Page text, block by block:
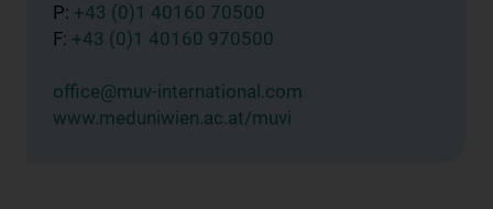
P: +43 (0)1 40160 70500
F: +43 (0)1 40160 970500
office@muv-international.com
www.meduniwien.ac.at/muvi